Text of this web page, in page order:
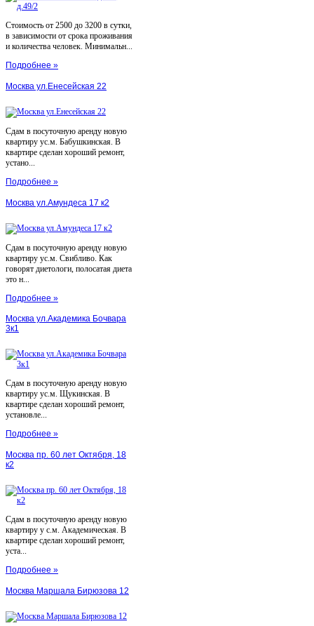
Стоимость от 2500 до 3200 в сутки,
в зависимости от срока проживания
и количества человек. Минимальн...
Подробнее »
Москва ул.Енесейская 22
Сдам в посуточную аренду новую
квартиру ус.м. Бабушкинская. В
квартире сделан хороший ремонт,
устано...
Подробнее »
Москва ул.Амундеса 17 к2
Сдам в посуточную аренду новую
квартиру ус.м. Свибливо. Как
говорят диетологи, полосатая диета
это н...
Подробнее »
Москва ул.Академика Бочвара
3к1
Сдам в посуточную аренду новую
квартиру ус.м. Щукинская. В
квартире сделан хороший ремонт,
установле...
Подробнее »
Москва пр. 60 лет Октября, 18
к2
Сдам в посуточную аренду новую
квартиру у с.м. Академическая. В
квартире сделан хороший ремонт,
уста...
Подробнее »
Москва Маршала Бирюзова 12